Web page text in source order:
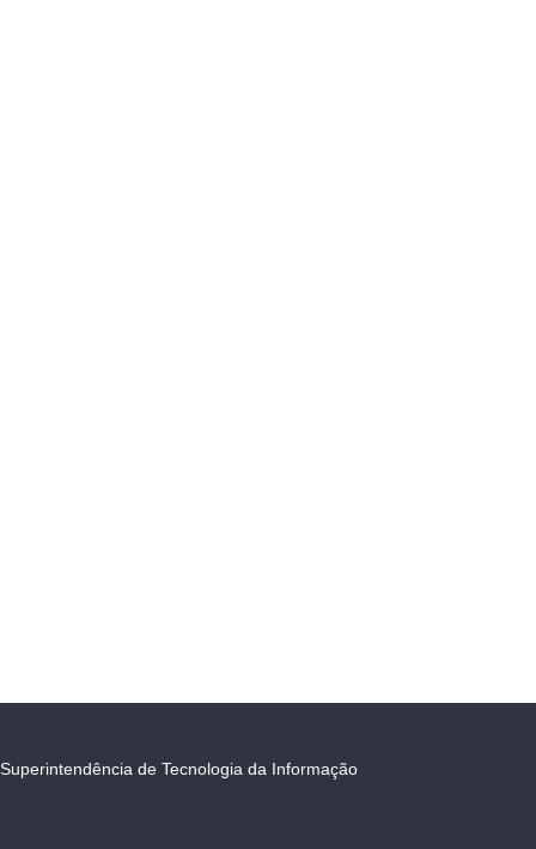
Superintendência de Tecnologia da Informação